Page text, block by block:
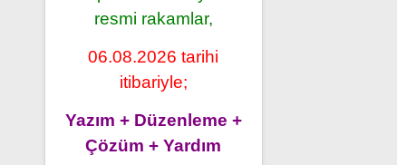
resmi rakamlar,
06.08.2026 tarihi
itibariyle;
Yazım + Düzenleme +
Çözüm + Yardım